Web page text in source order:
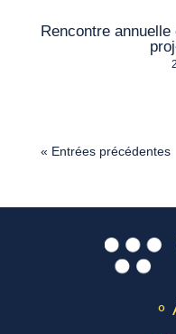
Rencontre annuelle
« Entrées précédentes
⚬